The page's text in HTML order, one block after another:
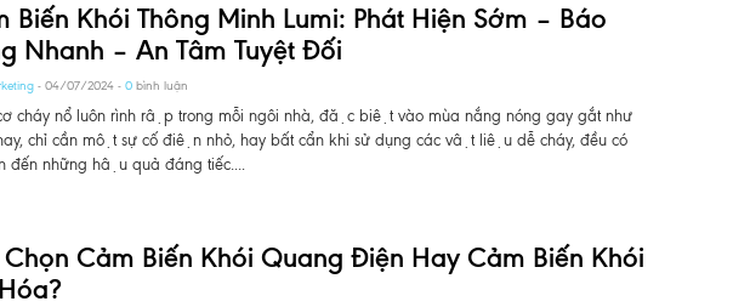
Biến Khói Thông Minh Lumi: Phát Hiện Sớm – Báo
Nhanh – An Tâm Tuyệt Đối
- 04/07/2024 - 0bình luận
cháy nổ luôn rình rập trong mỗi ngôi nhà, đặc biệt vào mùa nắng nóng gay gắt như
chỉ cần một sự cố điện nhỏ, hay bất cẩn khi sử dụng các vật liệu dễ cháy, đều có
đến những hậu quả đáng tiếc....
Cảm Biến Khói Quang Điện Hay Cảm Biến Khói